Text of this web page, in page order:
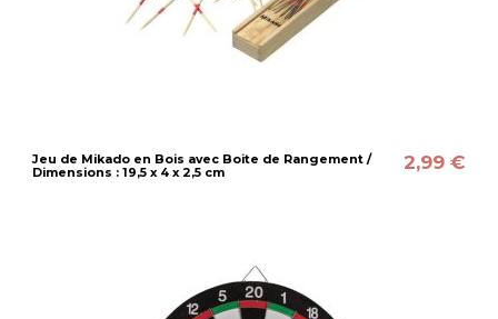
Jeu de Mikado en Bois avec Boite de Rangement /
Dimensions : 19,5 x 4 x 2,5 cm
2,99 €